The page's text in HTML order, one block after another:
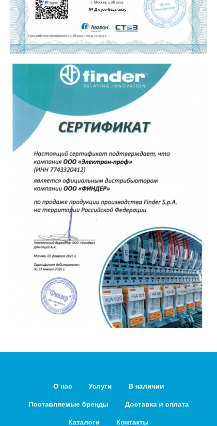
О нас Услуги В наличии
Поставляемые бренды Доставка и оплата
Каталоги Контакты